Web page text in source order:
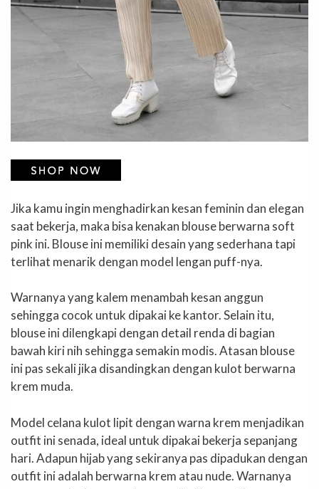
Jika kamu ingin menghadirkan kesan feminin dan elegan
saat bekerja, maka bisa kenakan blouse berwarna soft
pink ini. Blouse ini memiliki desain yang sederhana tapi
terlihat menarik dengan model lengan puff-nya.
Warnanya yang kalem menambah kesan anggun
sehingga cocok untuk dipakai ke kantor. Selain itu,
blouse ini dilengkapi dengan detail renda di bagian
bawah kiri nih sehingga semakin modis. Atasan blouse
ini pas sekali jika disandingkan dengan kulot berwarna
krem muda.
Model celana kulot lipit dengan warna krem menjadikan
outfit ini senada, ideal untuk dipakai bekerja sepanjang
hari. Adapun hijab yang sekiranya pas dipadukan dengan
outfit ini adalah berwarna krem atau nude. Warnanya